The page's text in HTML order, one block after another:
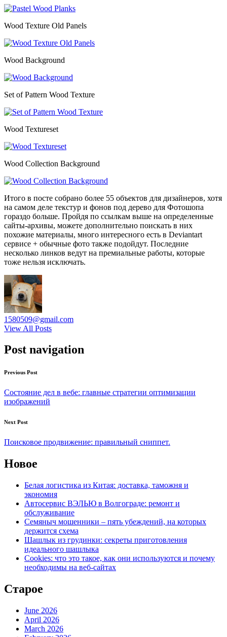
Wood Texture Old Panels
Wood Background
Set of Pattern Wood Texture
Wood Textureset
Wood Collection Background
Итого в посте собрано более 55 объектов для дизайнеров, хотя
на самом деле текстур и фонов под дерево для Фотошопа
гораздо больше. Пройдя по ссылкам выше на определенные
сайты-архивы, можете дополнительно поискать в них
похожие материалы, много интересного есть в Deviantart
сервисе + обычные фото также подойдут. Последние
несколько линков ведут на премиальные работы, которые
тоже нельзя исключать.
1580509@gmail.com
View All Posts
Post navigation
Previous Post
Состояние дел в вебе: главные стратегии оптимизации
изображений
Next Post
Поисковое продвижение: правильный сниппет.
Новое
Белая логистика из Китая: доставка, таможня и
экономия
Автосервис ВЭЛЬЮ в Волгограде: ремонт и
обслуживание
Семяныч мошенники – пять убеждений, на которых
держится схема
Шашлык из грудинки: секреты приготовления
идеального шашлыка
Cookies: что это такое, как они используются и почему
необходимы на веб-сайтах
Старое
June 2026
April 2026
March 2026